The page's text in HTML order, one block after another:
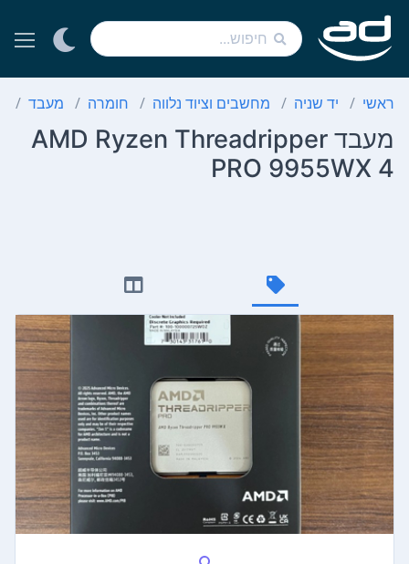
ראשי יד שניה מחשבים וציוד נלווה חומרה מעבד
מעבד AMD Ryzen Threadripper
PRO 9955WX 4